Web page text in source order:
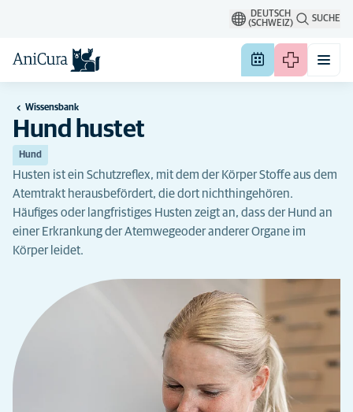
DEUTSCH
(SCHWEIZ)
SUCHE
Wissensbank
Hund hustet
Hund
Husten ist ein Schutzreflex, mit dem der Körper Stoffe aus dem
Atemtrakt herausbefördert, die dort nichthingehören.
Häufiges oder langfristiges Husten zeigt an, dass der Hund an
einer Erkrankung der Atemwegeoder anderer Organe im
Körper leidet.